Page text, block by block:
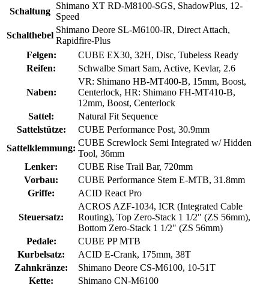
Schaltung
Shimano XT RD-M8100-SGS, ShadowPlus, 12-
Speed
Schalthebel
Shimano Deore SL-M6100-IR, Direct Attach,
Rapidfire-Plus
Felgen:
CUBE EX30, 32H, Disc, Tubeless Ready
Reifen:
Schwalbe Smart Sam, Active, Kevlar, 2.6
Naben:
VR: Shimano HB-MT400-B, 15mm, Boost,
Centerlock, HR: Shimano FH-MT410-B,
12mm, Boost, Centerlock
Sattel:
Natural Fit Sequence
Sattelstütze:
CUBE Performance Post, 30.9mm
Sattelklemmung:
CUBE Screwlock Semi Integrated w/ Hidden
Tool, 36mm
Lenker:
CUBE Rise Trail Bar, 720mm
Vorbau:
CUBE Performance Stem E-MTB, 31.8mm
Griffe:
ACID React Pro
Steuersatz:
ACROS AZF-1034, ICR (Integrated Cable
Routing), Top Zero-Stack 1 1/2" (ZS 56mm),
Bottom Zero-Stack 1 1/2" (ZS 56mm)
Pedale:
CUBE PP MTB
Kurbelsatz:
ACID E-Crank, 175mm, 38T
Zahnkränze:
Shimano Deore CS-M6100, 10-51T
Kette:
Shimano CN-M6100